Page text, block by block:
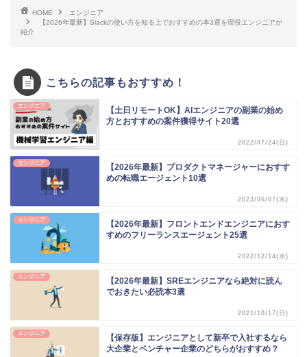
HOME
エンジニア
【2026年最新】Slackの使い方を知る上でおすすめの本3選を現役エンジニアが
紹介
こちらの記事もおすすめ！
エンジニア
【土日リモートOK】AIエンジニアの副業の始め
方とおすすめの案件獲得サイト20選
2022/07/24(日)
エンジニア
【2026年最新】プロダクトマネージャーにおすす
めの転職エージェント10選
2023/06/07(水)
エンジニア
【2026年最新】フロントエンドエンジニアにおす
すめのフリーランスエージェント25選
2022/12/14(水)
エンジニア
【2026年最新】SREエンジニアなら絶対に読ん
でおきたい必読本3選
2021/10/17(日)
エンジニア
【保存版】エンジニアとして新卒で入社するなら
大企業とベンチャー企業のどちらがおすすめ？